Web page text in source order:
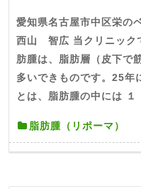
愛知県名古屋市中区栄の
西山 智広 当クリニック
肪腫は、脂肪層（皮下で
多いできものです。25年
とは、脂肪腫の中には １
脂肪腫（リポーマ）